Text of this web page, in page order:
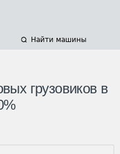
Найти машины
грузовиков в